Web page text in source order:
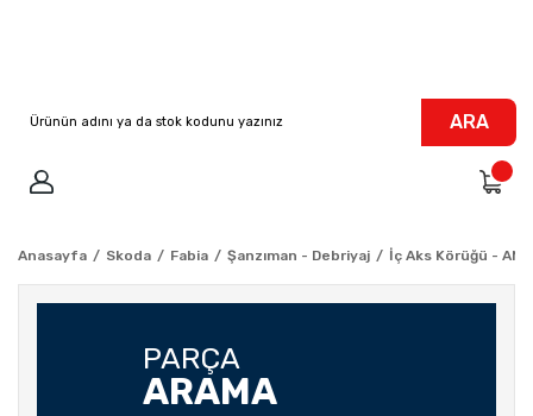
ARA
Anasayfa Skoda Fabia Şanzıman - Debriyaj İç Aks Körüğü -
PARÇA
ARAMA